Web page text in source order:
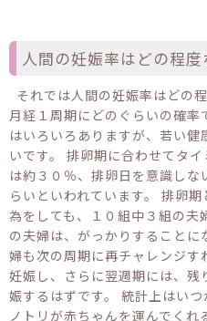
人間の妊娠率はどの程度
それでは人間の妊娠率はどの
月経１周期にどのぐらいの確
はいろいろありますが、若い
いです。 排卵期に合わせてタ
は約３０％、排卵日を意識し
らいといわれています。 排卵
為をしても、１０組中３組の夫
の夫婦は、がっかりすること
婦も次の周期に再チャレンジ
妊娠し、さらに翌週期には、
娠するはずです。 統計上はい
ノトリが赤ちゃんを運んでく